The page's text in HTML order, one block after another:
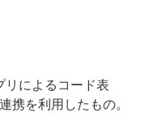
リによるコード表
携を利用したもの。